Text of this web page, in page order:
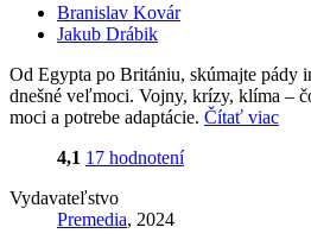
Branislav Kovár
Jakub Drábik
Od Egypta po Britániu, skúmajte pády
dnešné veľmoci. Vojny, krízy, klíma –
moci a potrebe adaptácie. Čítať viac
4,1 17 hodnotení
Vydavateľstvo
Premedia, 2024